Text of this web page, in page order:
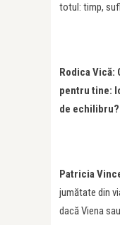
totul: timp,
Rodica Vică:
pentru tine:
de echilibru?
Patricia
jumătate din
dacă Viena